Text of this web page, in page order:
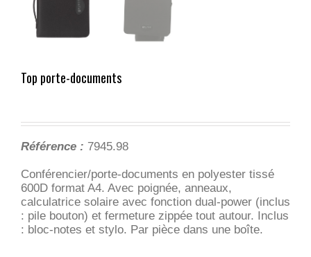
Top porte-documents
Référence : 7945.98
Conférencier/porte-documents en polyester tissé
600D format A4. Avec poignée, anneaux,
calculatrice solaire avec fonction dual-power (inclus
: pile bouton) et fermeture zippée tout autour. Inclus
: bloc-notes et stylo. Par pièce dans une boîte.